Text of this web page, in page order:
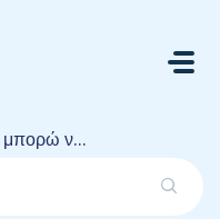
συνδέσω την τράπεζά μου